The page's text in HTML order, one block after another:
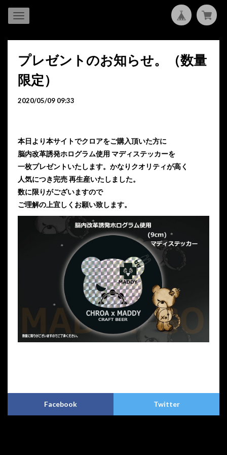
プレゼントのお知らせ。（数量
限定）
2020/05/09 09:33
本日より本サイトでクロアをご購入頂いた方に
脳内改革誘発ホログラム使用 マディステッカーを
一枚プレゼントいたします。かなりクオリティが高く
人気につき完売 再生産いたしました。
数に限りがございますので
ご理解の上宜しくお願い致します。